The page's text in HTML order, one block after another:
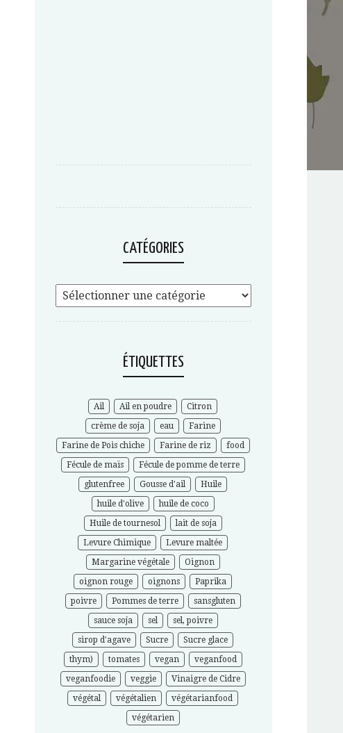
CATÉGORIES
ÉTIQUETTES
Ail Ail en poudre
Citron
crème de soja
eau
Farine
Farine de Pois chiche
Farine de riz
food
Fécule de maïs
Fécule de pomme de terre
glutenfree
Gousse d'ail
Huile
huile d'olive
huile de coco
Huile de tournesol
lait de soja
Levure Chimique
Levure maltée
Margarine végétale
Oignon
oignon rouge
oignons
Paprika
poivre
Pommes de terre
sansgluten
sauce soja
sel
sel, poivre
sirop d'agave
Sucre
Sucre glace
thym)
tomates vegan
veganfood
veganfoodie
veggie
Vinaigre de Cidre
végétal
végétalien
végétarianfood
végétarien